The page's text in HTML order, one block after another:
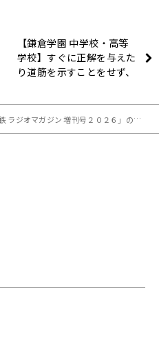
【鎌倉学園 中学校・高等
学校】すぐに正解を与えた
り道筋を示すことをせず、
で、子どもなりの正解が出
るまで待つ 吉村 忠昭 校
長先生
ラジオマガジン 増刊号２０２６」のお知らせ